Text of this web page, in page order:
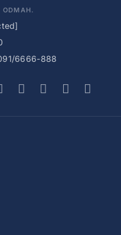
ODMAH.
6666-888